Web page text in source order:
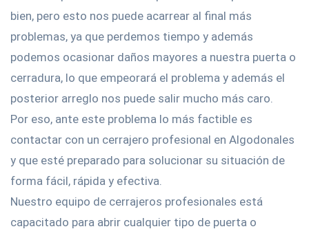
bien, pero esto nos puede acarrear al final más
problemas, ya que perdemos tiempo y además
podemos ocasionar daños mayores a nuestra puerta o
cerradura, lo que empeorará el problema y además el
posterior arreglo nos puede salir mucho más caro.
Por eso, ante este problema lo más factible es
contactar con un cerrajero profesional en Algodonales
y que esté preparado para solucionar su situación de
forma fácil, rápida y efectiva.
Nuestro equipo de cerrajeros profesionales está
capacitado para abrir cualquier tipo de puerta o